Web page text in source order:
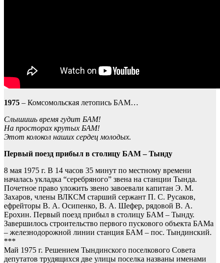
1975 – Комсомольская летопись БАМ…
Слышишь время гудит БАМ!
На просторах крутых БАМ!
Этот колокол наших сердец молодых.
Первый поезд прибыл в столицу БАМ – Тынду
8 мая 1975 г. В 14 часов 35 минут по местному времени
началась укладка “серебряного” звена на станции Тында.
Почетное право уложить звено завоевали капитан Э. М.
Захаров, члены ВЛКСМ старший сержант П. С. Русаков,
ефрейторы В. А. Осипенко, В. А. Шефер, рядовой В. А.
Ерохин. Первый поезд прибыл в столицу БАМ – Тынду.
Завершилось строительство первого пускового объекта БАМа
– железнодорожной линии станция БАМ – пос. Тындинский.
***
Май 1975 г. Решением Тындинского поселкового Совета
депутатов трудящихся две улицы поселка названы именами